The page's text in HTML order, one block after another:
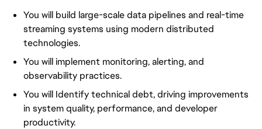
You will build large-scale data pipelines and real-time
streaming systems using modern distributed
technologies.
You will implement monitoring, alerting, and
observability practices.
You will Identify technical debt, driving improvements
in system quality, performance, and developer
productivity.